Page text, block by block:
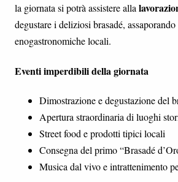
la giornata si potrà assistere alla
degustare i deliziosi brasadé,
enogastronomiche locali.
Eventi imperdibili della giornata
Dimostrazione e degustazione del
Apertura straordinaria di luoghi
Street food e prodotti tipici locali
Consegna del primo “Brasadé
Musica dal vivo e intrattenimento